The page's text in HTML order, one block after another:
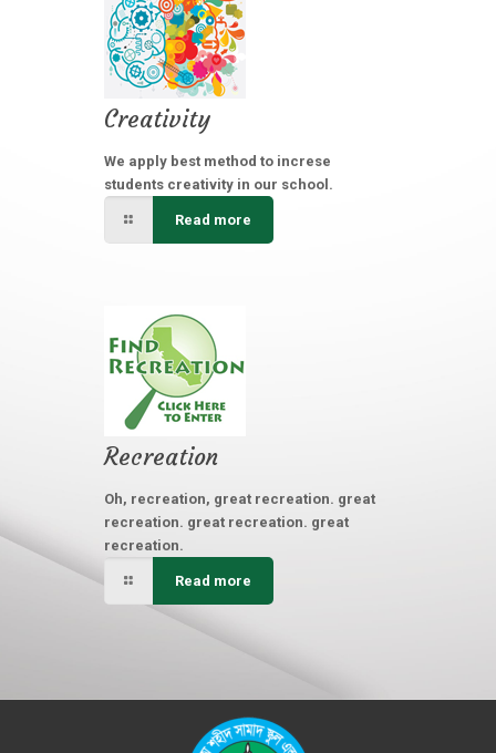
Creativity
We apply best method to increse
students creativity in our school.
Read more
Recreation
Oh, recreation, great recreation. great
recreation. great recreation. great
recreation.
Read more